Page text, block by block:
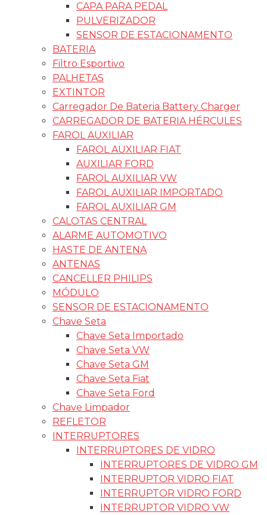
CAPA PARA PEDAL
PULVERIZADOR
SENSOR DE ESTACIONAMENTO
BATERIA
Filtro Esportivo
PALHETAS
EXTINTOR
Carregador De Bateria Battery Charger
CARREGADOR DE BATERIA HÉRCULES
FAROL AUXILIAR
FAROL AUXILIAR FIAT
AUXILIAR FORD
FAROL AUXILIAR VW
FAROL AUXILIAR IMPORTADO
FAROL AUXILIAR GM
CALOTAS CENTRAL
ALARME AUTOMOTIVO
HASTE DE ANTENA
ANTENAS
CANCELLER PHILIPS
MÓDULO
SENSOR DE ESTACIONAMENTO
Chave Seta
Chave Seta Importado
Chave Seta VW
Chave Seta GM
Chave Seta Fiat
Chave Seta Ford
Chave Limpador
REFLETOR
INTERRUPTORES
INTERRUPTORES DE VIDRO
INTERRUPTORES DE VIDRO GM
INTERRUPTOR VIDRO FIAT
INTERRUPTOR VIDRO FORD
INTERRUPTOR VIDRO VW